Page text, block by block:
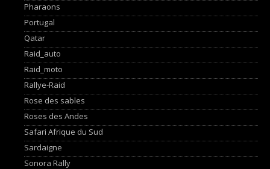
Pharaons
Portugal
Qatar
Raid_auto
Raid_moto
Rallye-Raid
Rose des sables
Roses des Andes
Safari Afrique du Sud
Sardaigne
Sonora Rally